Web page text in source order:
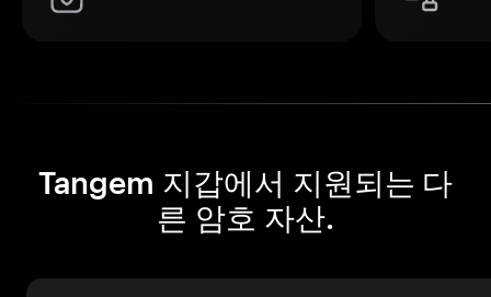
Tangem 지갑에서 지원되는 다
른 암호 자산.